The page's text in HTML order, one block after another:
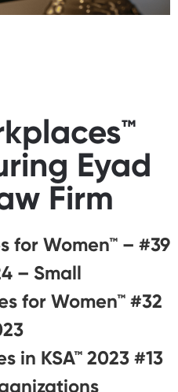
Eyad
Firm
for Women™ –
– Small
for Women™
in KSA™ 2023